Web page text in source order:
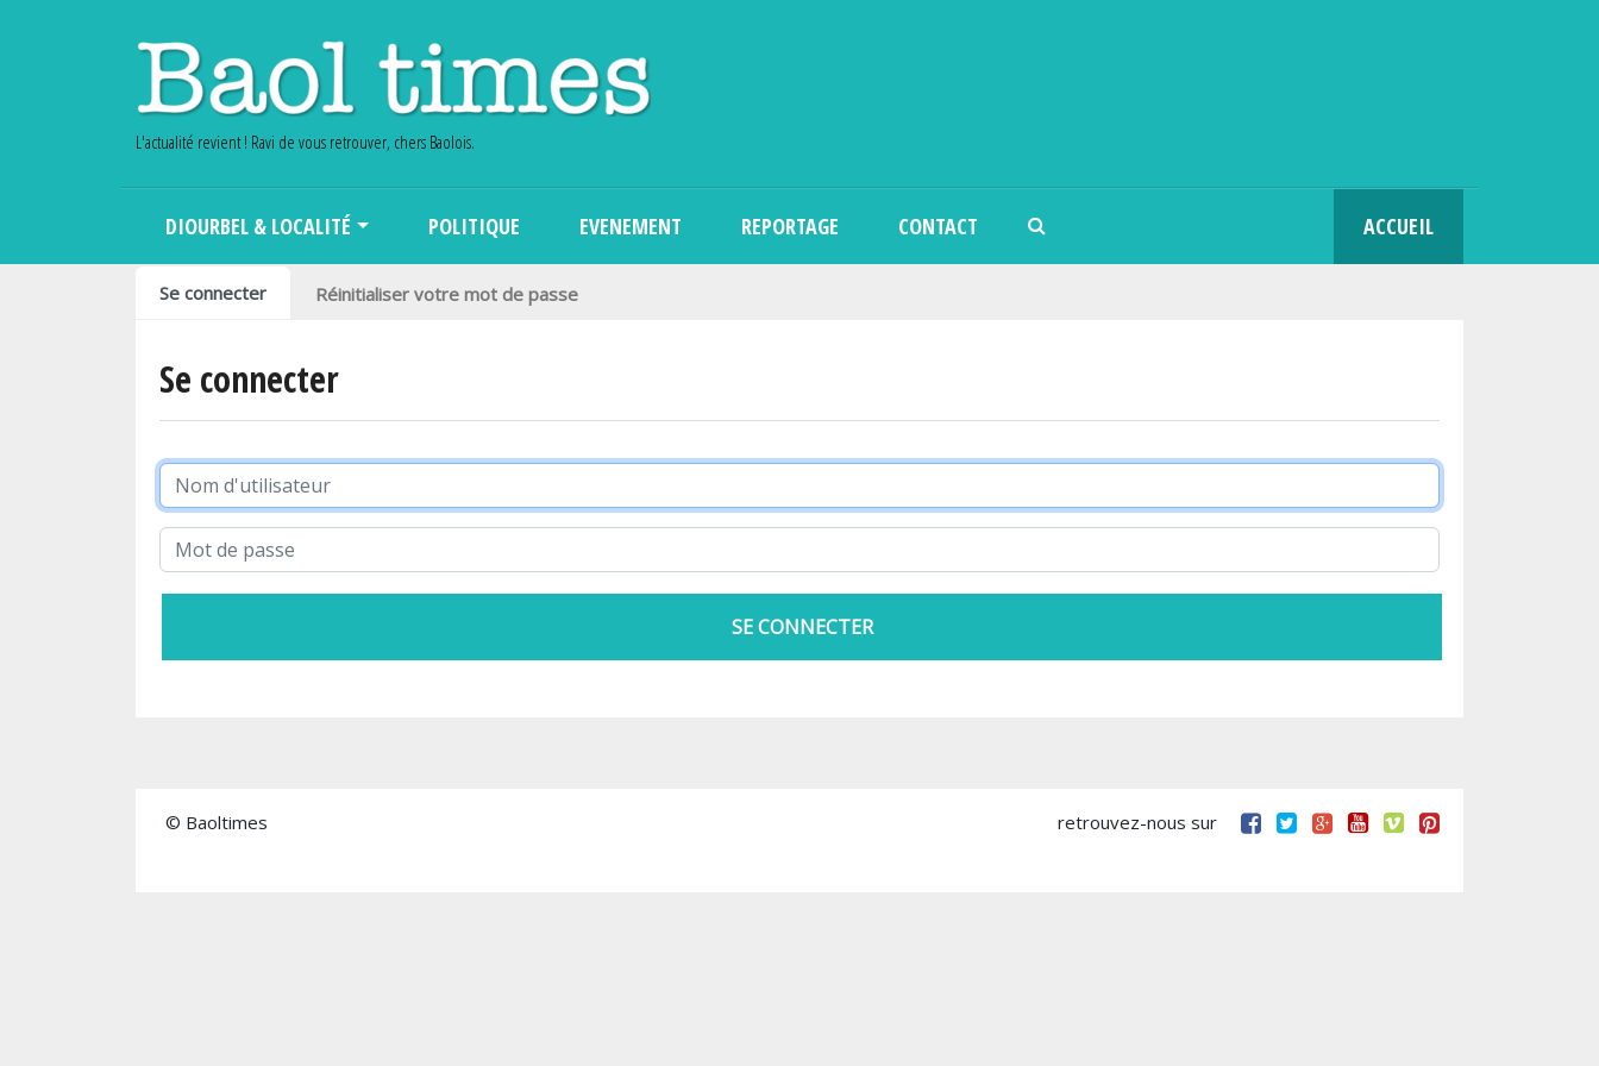
L'actualité revient ! Ravi de vous retrouver, chers Baolois.
DIOURBEL & LOCALITÉ POLITIQUE EVENEMENT REPORTAGE CONTACT ACCUEIL
Onglets principaux
Se connecter Réinitialiser votre mot de passe
Se connecter
© Baoltimes retrouvez-nous sur